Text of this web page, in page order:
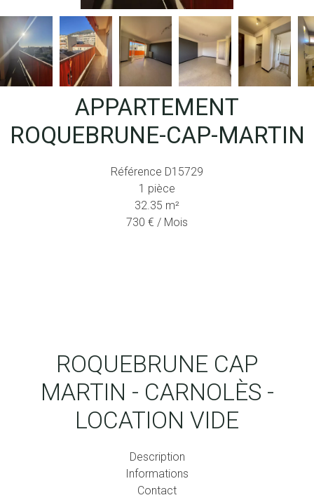
APPARTEMENT
ROQUEBRUNE-CAP-MARTIN
Référence D15729
1 pièce
32.35 m²
730 € / Mois
ROQUEBRUNE CAP
MARTIN - CARNOLÈS -
LOCATION VIDE
Description
Informations
Contact